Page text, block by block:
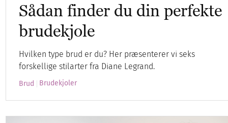
Sådan finder du din perfekte
brudekjole
Hvilken type brud er du? Her præsenterer vi seks
forskellige stilarter fra Diane Legrand.
Brud Brudekjoler